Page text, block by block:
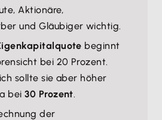
Aktionäre,
und Gläubiger wichtig.
beginnt
bei 20 Prozent.
sollte sie aber höher
bei30 Prozent.
der